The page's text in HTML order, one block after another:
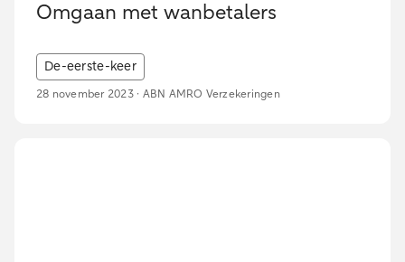
Omgaan met wanbetalers
De-eerste-keer
28 november 2023 · ABN AMRO Verzekeringen